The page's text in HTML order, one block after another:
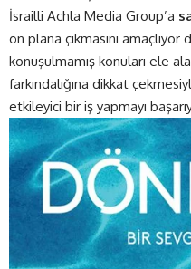
İsrailli Achla Media Group’a
ön plana çıkmasını
konuşulmamış konuları ele
farkındalığına dikkat
etkileyici bir iş yapmayı